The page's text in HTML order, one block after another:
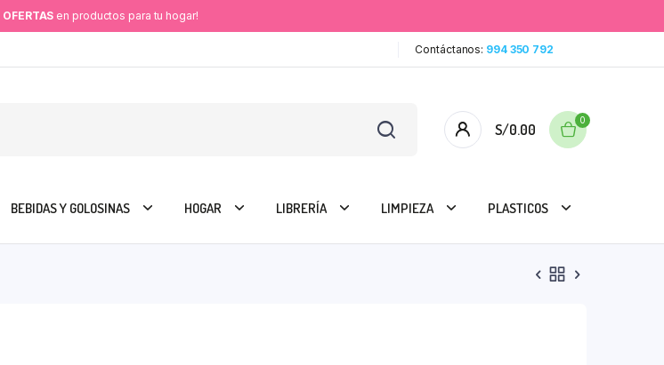
OFERTAS en productos para tu hogar!
Contáctanos: 994 350 792
S/0.00
0
BEBIDAS Y GOLOSINAS HOGAR LIBRERÍA LIMPIEZA PLASTICOS